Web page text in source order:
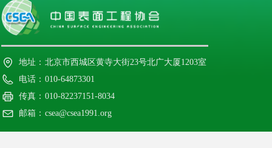
地址： 北京市西城区黄寺大街23号北广大厦1203室
电话： 010-64873301
传真： 010-82237151-8034
邮箱： csea@csea1991.org